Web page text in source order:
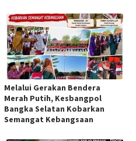
Melalui Gerakan Bendera
Merah Putih, Kesbangpol
Bangka Selatan Kobarkan
Semangat Kebangsaan